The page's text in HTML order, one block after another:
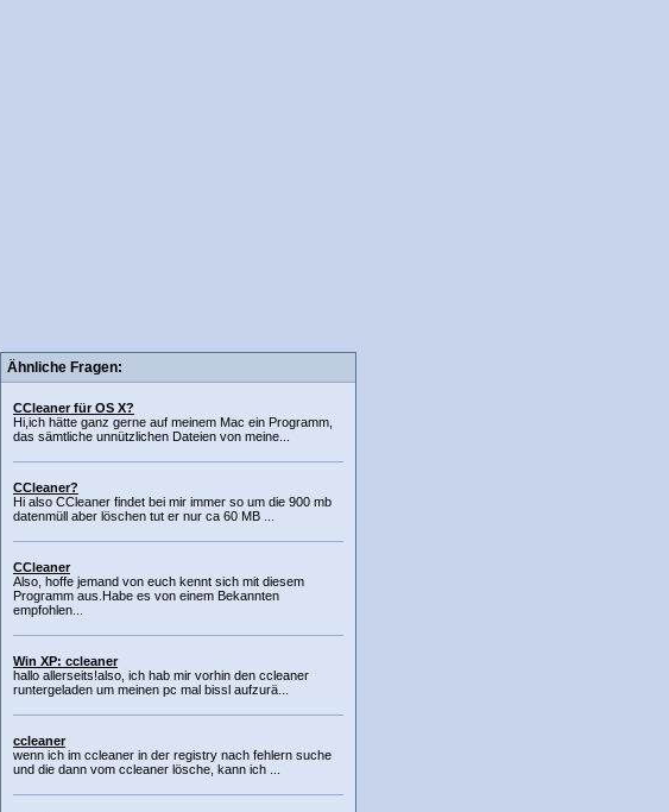
Ähnliche Fragen:
CCleaner für OS X?
Hi,ich hätte ganz gerne auf meinem Mac ein Programm,
das sämtliche unnützlichen Dateien von meine...
CCleaner?
Hi also CCleaner findet bei mir immer so um die 900 mb
datenmüll aber löschen tut er nur ca 60 MB ...
CCleaner
Also, hoffe jemand von euch kennt sich mit diesem
Programm aus.Habe es von einem Bekannten
empfohlen...
Win XP: ccleaner
hallo allerseits!also, ich hab mir vorhin den ccleaner
runtergeladen um meinen pc mal bissl aufzurä...
ccleaner
wenn ich im ccleaner in der registry nach fehlern suche
und die dann vom ccleaner lösche, kann ich ...